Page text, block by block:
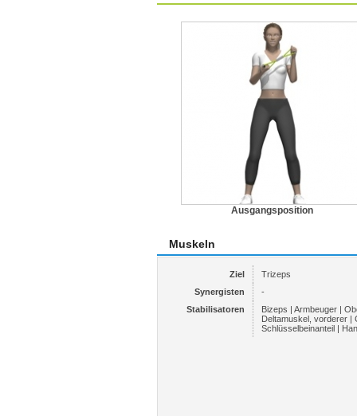
Ausgangsposition
Muskeln
Ziel
Trizeps
Synergisten
-
Stabilisatoren
Bizeps | Armbeuger |
Deltamuskel, vorderer |
Schlüsselbeinanteil |